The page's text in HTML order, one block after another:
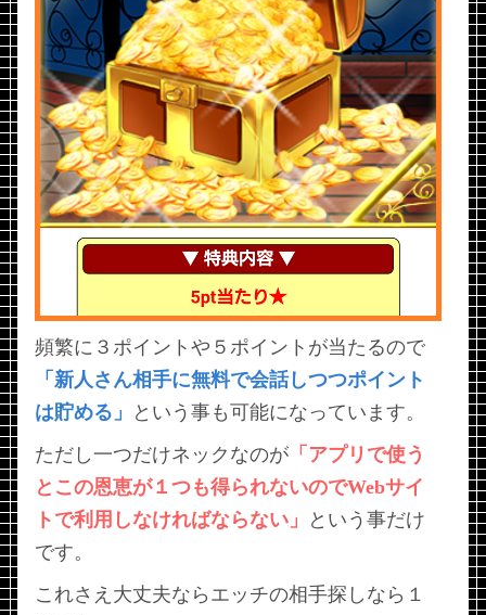
頻繁に３ポイントや５ポイントが当たるので
「新人さん相手に無料で会話しつつポイント
は貯める」
という事も可能になっています。
ただし一つだけネックなのが 「アプリで使う
とこの恩恵が１つも得られないのでWebサイ
トで利用しなければならない」
という事だけ
です。
これさえ大丈夫ならエッチの相手探しなら１